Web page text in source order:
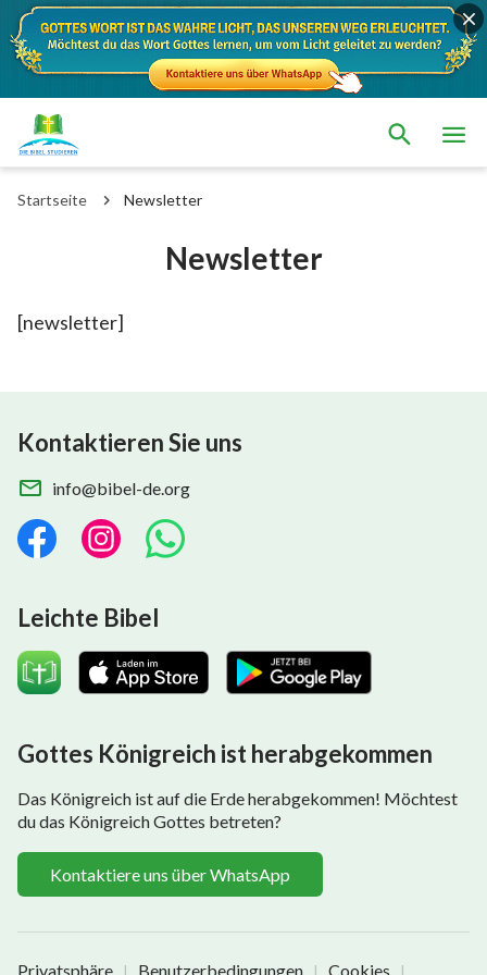
Startseite Newsletter
Newsletter
[newsletter]
Kontaktieren Sie uns
info@bibel-de.org
Leichte Bibel
Gottes Königreich ist herabgekommen
Das Königreich ist auf die Erde herabgekommen! Möchtest
du das Königreich Gottes betreten?
Kontaktiere uns über WhatsApp
Privatsphäre | Benutzerbedingungen | Cookies |